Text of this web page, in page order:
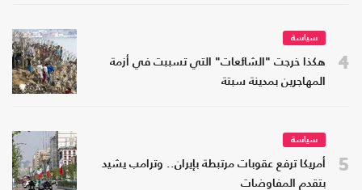
4
سياسة
هكذا خرجت "الشائعات" التي تسببت في أزمة
المهاجرين بمدينة سبتة
5
سياسة
أمريكا ترفع عقوبات مرتبطة بإيران.. وترامب يشيد
بتقدم المفاوضات